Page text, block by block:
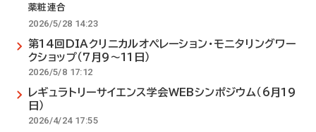
薬粧連合
2026/5/28 14:23
第14回DIAクリニカルオペレーション・モニタリングワー
クショップ（7月9～11日）
2026/5/8 17:12
レギュラトリーサイエンス学会WEBシンポジウム（6月19
日）
2026/4/24 17:55